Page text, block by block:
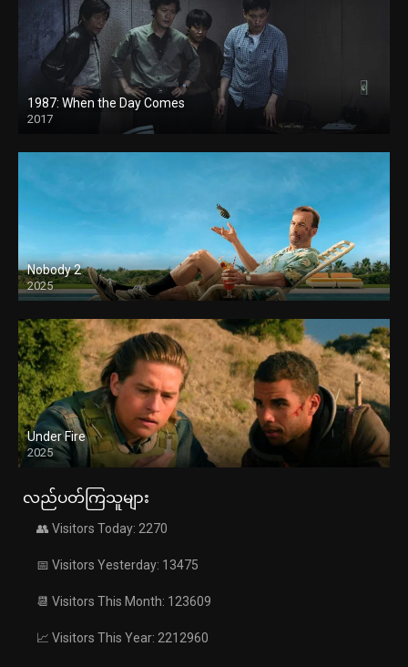
1987: When the Day Comes
2017
Nobody 2
2025
Under Fire
2025
လည်ပတ်ကြသူများ
👥 Visitors Today: 2270
📅 Visitors Yesterday: 13475
📆 Visitors This Month: 123609
📈 Visitors This Year: 2212960